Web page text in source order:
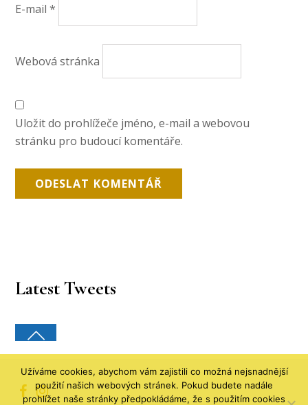
E-mail*
Webová stránka
Uložit do prohlížeče jméno, e-mail a webovou
stránku pro budoucí komentáře.
Latest Tweets
Užíváme cookies, abychom vám zajistili co možná nejsnadnější
použití našich webových stránek. Pokud budete nadále
prohlížet naše stránky předpokládáme, že s použitím cookies